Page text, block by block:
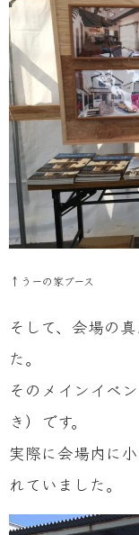
↑うーの家ブース
そして、会場の
た。
そのメインイベ
き）です。
実際に会場内に
れていました。